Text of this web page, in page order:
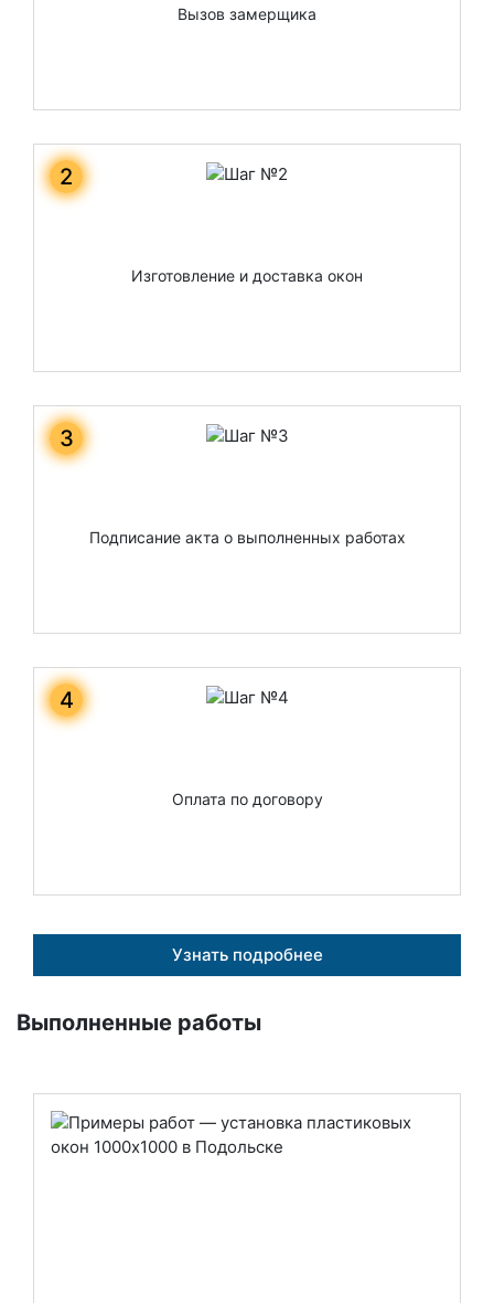
Вызов замерщика
Изготовление и доставка окон
2
Подписание акта о выполненных работах
3
Оплата по договору
4
Узнать подробнее
Выполненные работы